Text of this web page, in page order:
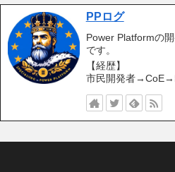
PPログ
Power Platformの
です。
【経歴】
市民開発者